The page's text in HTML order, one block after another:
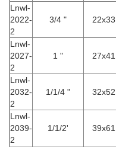
Lnwl-
2022-
2
3/4 " 22x33
Lnwl-
2027-
2
1 " 27x41
Lnwl-
2032-
2
1/1/4 " 32x52
Lnwl-
2039-
2
1/1/2' 39x61